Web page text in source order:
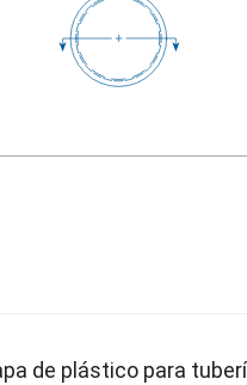
de plástico para